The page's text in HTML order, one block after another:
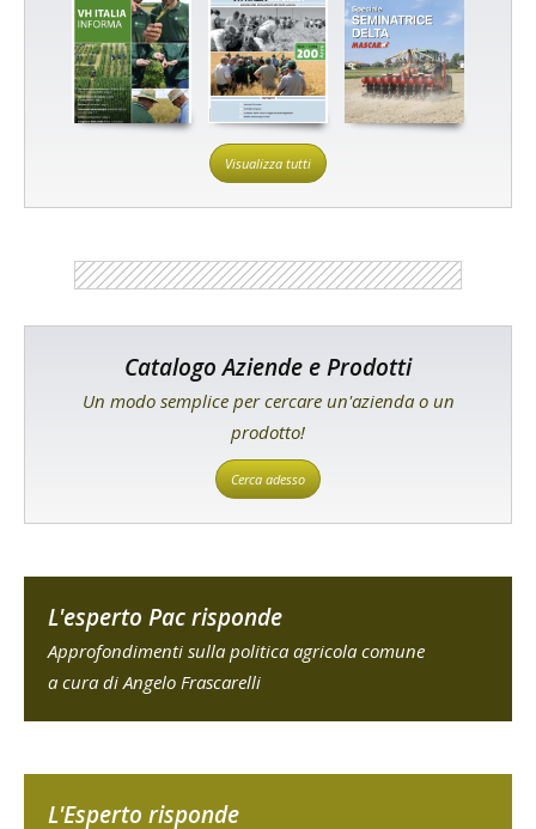
Visualizza tutti
Catalogo Aziende e Prodotti
Un modo semplice per cercare un'azienda o un
prodotto!
Cerca adesso
L'esperto Pac risponde
Approfondimenti sulla politica agricola comune
a cura di Angelo Frascarelli
L'Esperto risponde